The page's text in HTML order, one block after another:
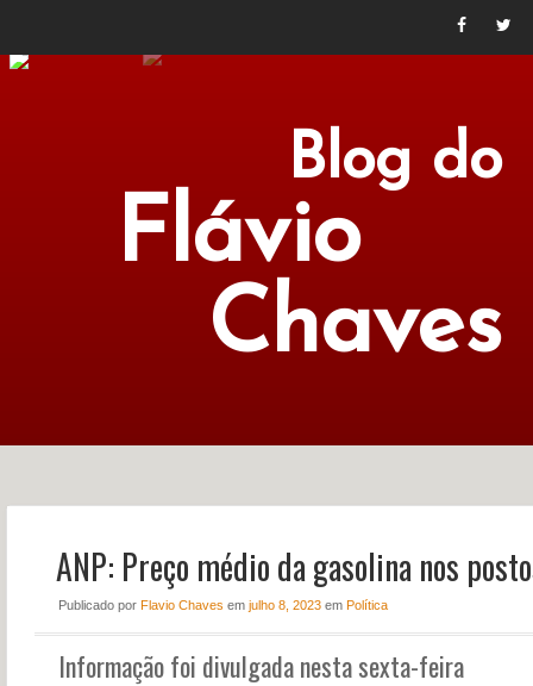
Blog do
Flávio
Chaves
NOTÍCIAS PERFIL
CONTATO
ANP: Preço médio da gasolina nos
Publicado por Flavio Chaves em julho 8, 2023em Política
Informação foi divulgada nesta sexta-feira